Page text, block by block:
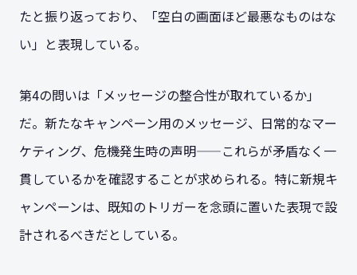
たと振り返っており、「空白の画面ほど最悪なものはな
い」と表現している。
第4の問いは「メッセージの整合性が取れているか」
だ。新たなキャンペーン用のメッセージ、日常的なマー
ケティング、危機発生時の声明——これらが矛盾なく一
貫しているかを確認することが求められる。特に新規キ
ャンペーンは、既知のトリガーを念頭に置いた表現で設
計されるべきだとしている。